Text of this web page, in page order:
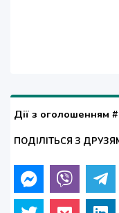
Дії з оголошенням
ПОДІЛІТЬСЯ З